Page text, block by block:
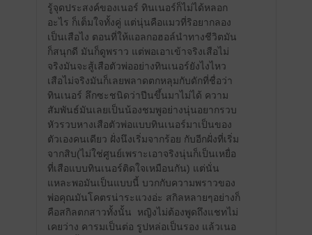
รู้จุดประสงค์ของเนอร์ ทินเนอร์ก็ไม่ได้หลอก
อะไร ก็เต็มใจทั้งคู่ แต่นุ่นคือแมวที่ริอยากลอง
เป็นเสือไง ตอนที่ให้แอลกอฮอล์นำทางชีวิตมัน
ก็สนุกดี มันก็ดูพราว แต่พอเอาเข้าจริงเสือไม่
จริงมันจะสู้เสือตัวพ่ออย่างทินเนอร์ยังไงไหว
เสือไม่จริงมันก็เลยพลาดตกหลุมกับดักที่ชื่อว่า
ทินเนอร์ ลึกซะชนิดว่าปีนขึ้นมาไม่ได้ ความ
สัมพันธ์มันเลยเป็นน้องชมพูอย่างนุ่นอยากรวบ
หัวรวบหางเสือตัวพ่อแบบทินเนอร์มาเป็นของ
ตัวเองคนเดียว ฝั่งนึงเริ่มจากร้อย กับอีกฝั่งที่เริ่ม
จากสิบ(ไม่ใช่ศูนย์เพราะเอาจริงนุ่นก็เป็นเหยื่อ
ที่เสือแบบทินเนอร์ติดใจเหมือนกัน) แต่นั่น
แหละพอมันเป็นแบบนี้ บวกกับความพราวของ
พ่อคุณมันโคตรน่าระแวงอ่ะ สกิลหลายๆอย่างก็
คือสกิลตกสาวทั้งนั้น
หญิงไม่ต้องพูดถึงแชทไม่
เคยว่าง คารมเป็นต่อ รูปหล่อเป็นรอง แล้วเนอ